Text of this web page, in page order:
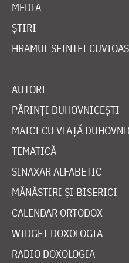
MEDIA
ȘTIRI
HRAMUL SFINTEI
AUTORI
PĂRINȚI DUHOVNICEȘTI
MAICI CU VIAȚĂ
TEMATICĂ
SINAXAR ALFABETIC
MĂNĂSTIRI ȘI BISERICI
CALENDAR ORTODOX
WIDGET DOXOLOGIA
RADIO DOXOLOGIA